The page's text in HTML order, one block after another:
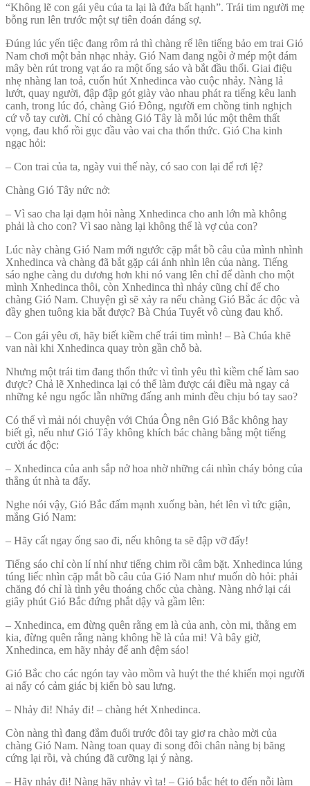
“Không lẽ con gái yêu của ta lại là đứa bất hạnh”. Trái tim người mẹ
bỗng run lên trước một sự tiên đoán đáng sợ.
Đúng lúc yến tiệc đang rôm rả thì chàng rể lên tiếng bảo em trai Gió
Nam chơi một bản nhạc nhảy. Gió Nam đang ngồi ở mép một đám
mây bèn rút trong vạt áo ra một ống sáo và bắt đầu thổi. Giai điệu
nhẹ nhàng lan toả, cuốn hút Xnhedinca vào cuộc nhảy. Nàng lả
lướt, quay người, đập đập gót giày vào nhau phát ra tiếng kêu lanh
canh, trong lúc đó, chàng Gió Đông, người em chồng tinh nghịch
cứ vỗ tay cười. Chỉ có chàng Gió Tây là mỗi lúc một thêm thất
vọng, đau khổ rồi gục đầu vào vai cha thổn thức. Gió Cha kinh
ngạc hỏi:
– Con trai của ta, ngày vui thế này, có sao con lại để rơi lệ?
Chàng Gió Tây nức nở:
– Vì sao cha lại dạm hỏi nàng Xnhedinca cho anh lớn mà không
phải là cho con? Vì sao nàng lại không thể là vợ của con?
Lúc này chàng Gió Nam mới ngước cặp mắt bồ câu của mình nhình
Xnhedinca và chàng đã bắt gặp cái ánh nhìn lên của nàng. Tiếng
sáo nghe càng du dương hơn khi nó vang lên chỉ để dành cho một
mình Xnhedinca thôi, còn Xnhedinca thì nhảy cũng chỉ để cho
chàng Gió Nam. Chuyện gì sẽ xảy ra nếu chàng Gió Bắc ác độc và
đầy ghen tuông kia bắt được? Bà Chúa Tuyết vô cùng đau khổ.
– Con gái yêu ơi, hãy biết kiềm chế trái tim mình! – Bà Chúa khẽ
van nài khi Xnhedinca quay tròn gần chỗ bà.
Nhưng một trái tim đang thổn thức vì tình yêu thì kiềm chế làm sao
được? Chả lẽ Xnhedinca lại có thể làm được cái điều mà ngay cả
những kẻ ngu ngốc lẫn những đấng anh minh đều chịu bó tay sao?
Có thể vì mải nói chuyện với Chúa Ông nên Gió Bắc không hay
biết gì, nếu như Gió Tây không khích bác chàng bằng một tiếng
cười ác độc:
– Xnhedinca của anh sắp nở hoa nhờ những cái nhìn cháy bỏng của
thằng út nhà ta đấy.
Nghe nói vậy, Gió Bắc đấm mạnh xuống bàn, hét lên vì tức giận,
mắng Gió Nam:
– Hãy cất ngay ống sao đi, nếu không ta sẽ đập vỡ đấy!
Tiếng sáo chỉ còn lí nhí như tiếng chim rồi câm bặt. Xnhedinca lúng
túng liếc nhìn cặp mắt bồ câu của Gió Nam như muốn dò hỏi: phải
chăng đó chỉ là tình yêu thoáng chốc của chàng. Nàng nhớ lại cái
giây phút Gió Bắc đứng phắt dậy và gầm lên:
– Xnhedinca, em đừng quên rằng em là của anh, còn mi, thằng em
kia, đừng quên rằng nàng không hề là của mi! Và bây giờ,
Xnhedinca, em hãy nhảy để anh đệm sáo!
Gió Bắc cho các ngón tay vào mồm và huýt the thé khiến mọi người
ai nấy có cảm giác bị kiến bò sau lưng.
– Nhảy đi! Nhảy đi! – chàng hét Xnhedinca.
Còn nàng thì đang đắm đuối trước đôi tay giơ ra chào mời của
chàng Gió Nam. Nàng toan quay đi song đôi chân nàng bị băng
cứng lại rồi, và chúng đã cưỡng lại ý nàng.
– Hãy nhảy đi! Nàng hãy nhảy vì ta! – Gió bắc hét to đến nỗi làm